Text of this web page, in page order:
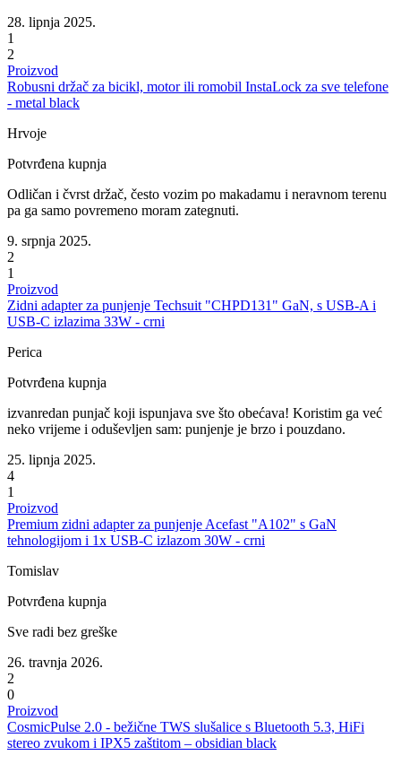
28. lipnja 2025.
1
2
Proizvod
Robusni držač za bicikl, motor ili romobil InstaLock za sve telefone
- metal black
Hrvoje
Potvrđena kupnja
Odličan i čvrst držač, često vozim po makadamu i neravnom terenu
pa ga samo povremeno moram zategnuti.
9. srpnja 2025.
2
1
Proizvod
Zidni adapter za punjenje Techsuit "CHPD131" GaN, s USB-A i
USB-C izlazima 33W - crni
Perica
Potvrđena kupnja
izvanredan punjač koji ispunjava sve što obećava! Koristim ga već
neko vrijeme i oduševljen sam: punjenje je brzo i pouzdano.
25. lipnja 2025.
4
1
Proizvod
Premium zidni adapter za punjenje Acefast "A102" s GaN
tehnologijom i 1x USB-C izlazom 30W - crni
Tomislav
Potvrđena kupnja
Sve radi bez greške
26. travnja 2026.
2
0
Proizvod
CosmicPulse 2.0 - bežične TWS slušalice s Bluetooth 5.3, HiFi
stereo zvukom i IPX5 zaštitom – obsidian black